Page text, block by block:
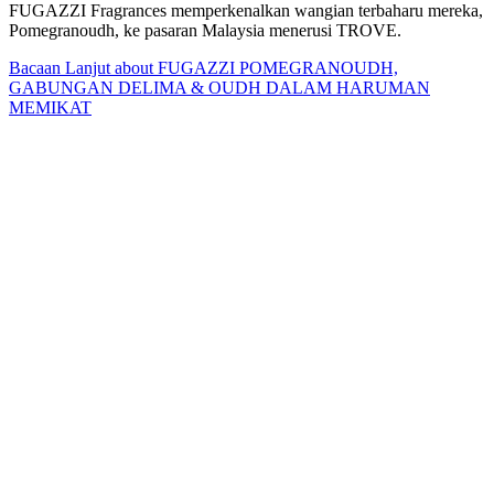
FUGAZZI Fragrances memperkenalkan wangian terbaharu mereka,
Pomegranoudh, ke pasaran Malaysia menerusi TROVE.
Bacaan Lanjut about FUGAZZI POMEGRANOUDH,
GABUNGAN DELIMA & OUDH DALAM HARUMAN
MEMIKAT